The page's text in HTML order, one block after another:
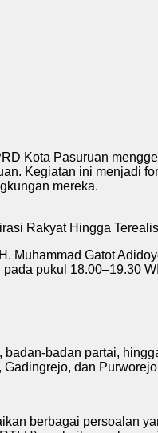
Kota Pasuruan
Kegiatan ini menjadi
mereka.
Muhammad Gatot
pukul 18.00–19.30
badan partai,
dan
berbagai persoalan